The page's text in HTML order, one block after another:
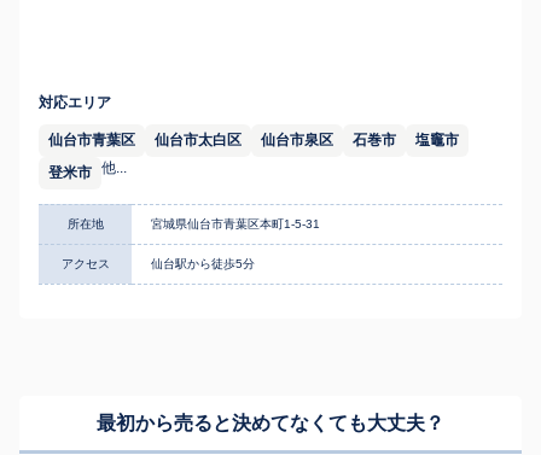
対応エリア
仙台市青葉区 仙台市太白区 仙台市泉区 石巻市
塩竈市
登米市 他...
所在地 宮城県仙台市青葉区本町1-5-31
アクセス 仙台駅から徒歩5分
最初から売ると決めてなくても大丈夫？